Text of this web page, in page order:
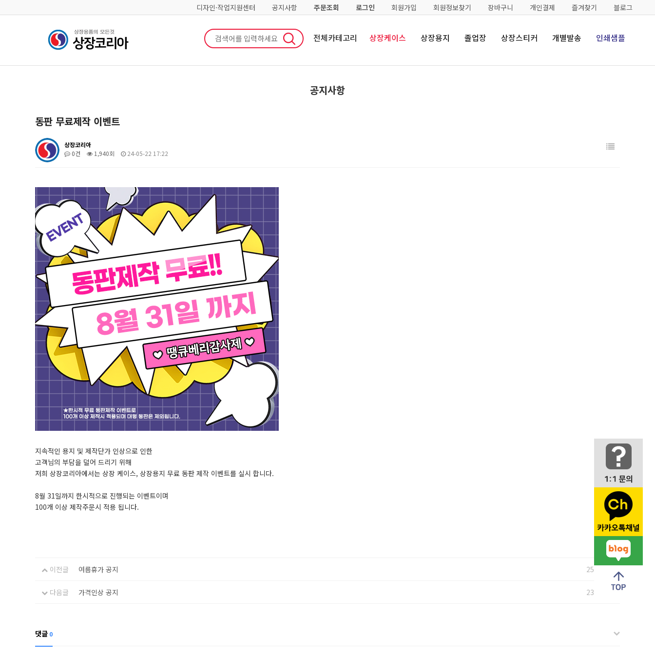
디자인·작업지원센터 공지사항 주문조회 로그인 회원가입 회원정보찾기 장바구니 개인결제 즐겨찾기 블로그
검색 전체카테고리 상장케이스 상장용지 졸업장 상장스티커 개별발송 인쇄샘플
공지사항
동판 무료제작 이벤트
상장코리아
0건
1,940회 24-05-22 17:22
지속적인 용지 및 제작단가 인상으로 인한
고객님의 부담을 덜어 드리기 위해
저희 상장코리아에서는 상장 케이스, 상장용지 무료 동판 제작 이벤트를 실시 합니다.
8월 31일까지 한시적으로 진행되는 이벤트이며
100개 이상 제작주문시 적용 됩니다.
이전글 여름휴가 공지 25.01.21
다음글 가격인상 공지 23.10.26
댓글 0